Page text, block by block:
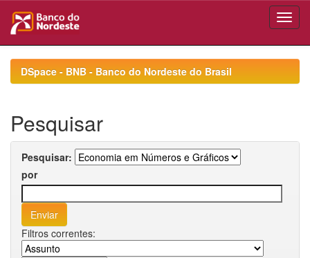
navigationDSpace - BNB - Banco do Nordeste do Brasil
Pesquisar
Pesquisar:
por
Filtros correntes: